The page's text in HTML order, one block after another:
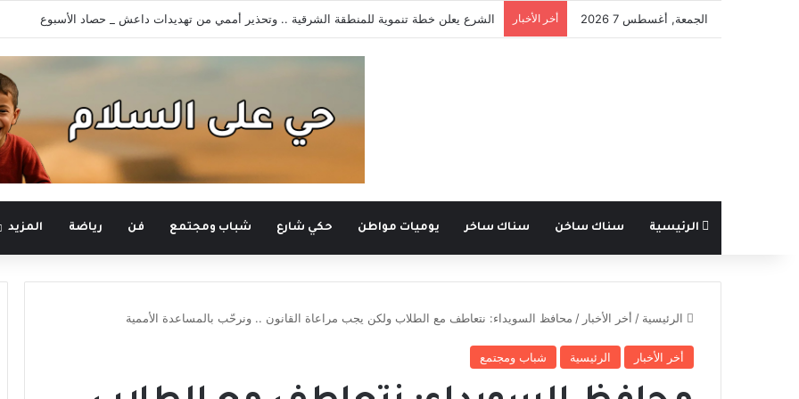
الجمعة, أغسطس 7 2026 أخر الأخبار الشرع يعلن خطة تنموية للمنطقة الشرقية .. وتحذير أممي من تهديدات داعش _ حصاد الأسبوع
الرئيسية سناك ساخن سناك ساخر يوميات مواطن حكي شارع شباب ومجتمع فن رياضة المزيد
الرئيسية / أخر الأخبار / محافظ السويداء: نتعاطف مع الطلاب ولكن يجب مراعاة القانون .. ونرحّب بالمساعدة الأممية
أخر الأخبار الرئيسية شباب ومجتمع